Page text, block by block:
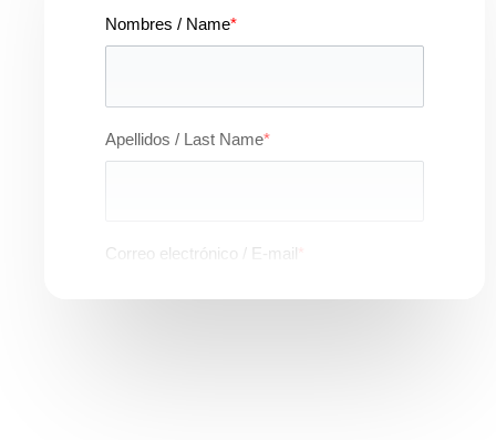
Nombres / Name*
Apellidos / Last Name*
Correo electrónico / E-mail*